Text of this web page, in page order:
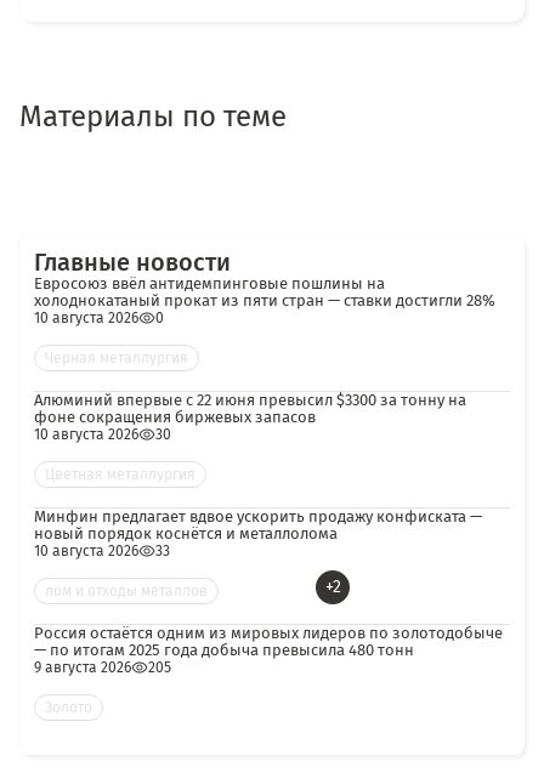
Материалы по теме
Главные новости
Евросоюз ввёл антидемпинговые пошлины на
холоднокатаный прокат из пяти стран — ставки достигли 28%
10 августа 2026 0
Черная металлургия
Алюминий впервые с 22 июня превысил $3300 за тонну на
фоне сокращения биржевых запасов
10 августа 2026 30
Цветная металлургия
Минфин предлагает вдвое ускорить продажу конфиската —
новый порядок коснётся и металлолома
10 августа 2026 33
лом и отходы металлов +2
Россия остаётся одним из мировых лидеров по золотодобыче
— по итогам 2025 года добыча превысила 480 тонн
9 августа 2026 205
Золото